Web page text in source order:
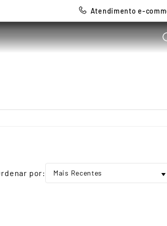
Atendimento e-
Mais Recentes